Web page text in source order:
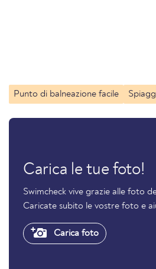
Punto di balneazione facile
Carica le tue foto!
Swimcheck vive grazie alle foto
Caricate subito le vostre foto e
Carica foto